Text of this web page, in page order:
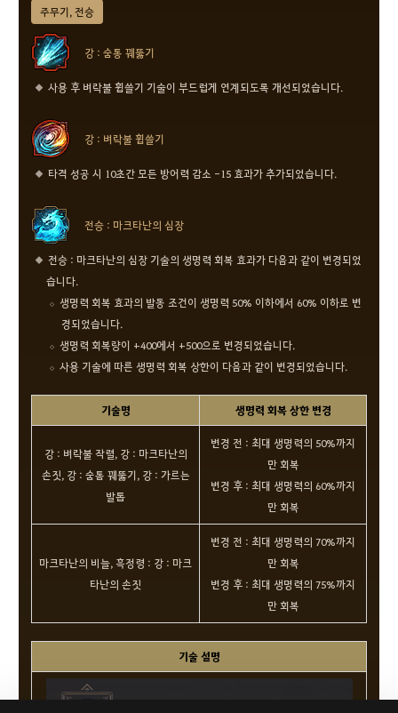
주무기, 전승
강 : 숨통 꿰뚫기
사용 후 벼락불 휩쓸기 기술이 부드럽게 연계되도록 개선되었습니다.
강 : 벼락불 휩쓸기
타격 성공 시 10초간 모든 방어력 감소 -15 효과가 추가되었습니다.
전승 : 마크타난의 심장
전승 : 마크타난의 심장 기술의 생명력 회복 효과가 다음과 같이 변경되었
습니다.
생명력 회복 효과의 발동 조건이 생명력 50% 이하에서 60% 이하로 변
경되었습니다.
생명력 회복량이 +400에서 +500으로 변경되었습니다.
사용 기술에 따른 생명력 회복 상한이 다음과 같이 변경되었습니다.
기술명 생명력 회복 상한 변경
강 : 벼락불 작렬, 강 : 마크타난의
손짓, 강 : 숨톰 꿰뚫기, 강 : 가르는
발톱
변경 전 : 최대 생명력의 50%까지
만 회복
변경 후 : 최대 생명력의 60%까지
만 회복
마크타난의 비늘, 흑정령 : 강 : 마크
타난의 손짓
변경 전 : 최대 생명력의 70%까지
만 회복
변경 후 : 최대 생명력의 75%까지
만 회복
기술 설명